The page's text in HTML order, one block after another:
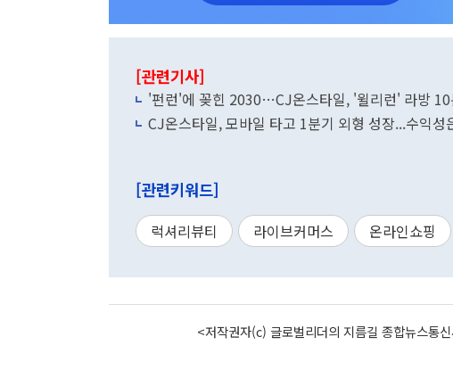
[관련기사]
'펀런'에 꽂힌 2030…CJ온스타일, '윌리런' 라방 10
CJ온스타일, 모바일 타고 1분기 외형 성장...수익성
[관련키워드]
럭셔리뷰티 라이브커머스 온라인쇼핑
<저작권자(c) 글로벌리더의 지름길 종합뉴스